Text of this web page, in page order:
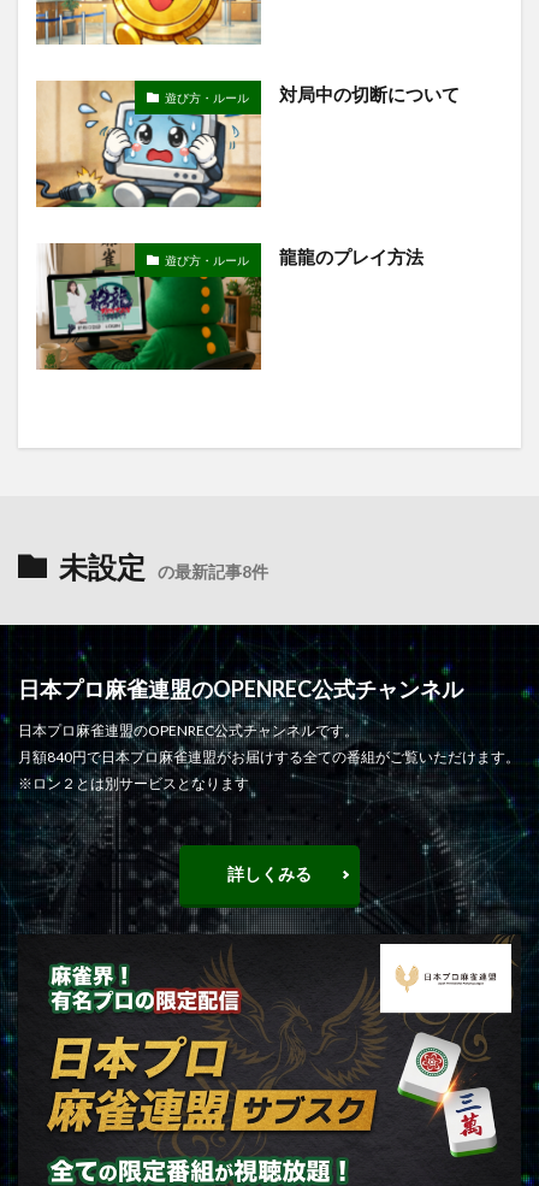
遊び方・ルール 対局中の切断について
遊び方・ルール 龍龍のプレイ方法
未設定 の最新記事8件
日本プロ麻雀連盟のOPENREC公式チャンネル
日本プロ麻雀連盟のOPENREC公式チャンネルです。
月額840円で日本プロ麻雀連盟がお届けする全ての番組がご覧いただけます。
※ロン２とは別サービスとなります
詳しくみる